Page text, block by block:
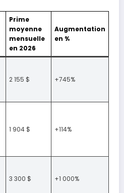
Prime
moyenne
mensuelle
en 2026
Augmentation
en %
2 155 $ +745%
1 904 $ +114%
3 300 $ +1 000%